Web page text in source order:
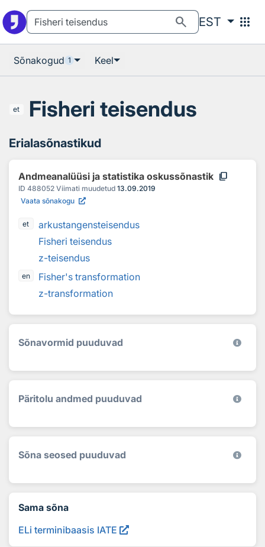
search EST apps
Sõnakogud 1 Keel
et Fisheri teisendus
Erialasõnastikud
Andmeanalüüsi ja statistika oskussõnastik content_copy
ID 488052 Viimati muudetud 13.09.2019
Vaata sõnakogu
et
arkustangensteisendus
Fisheri teisendus
z-teisendus
en
Fisher's transformation
z-transformation
Sõnavormid puuduvad
Päritolu andmed puuduvad
Sõna seosed puuduvad
Sama sõna
ELi terminibaasis IATE